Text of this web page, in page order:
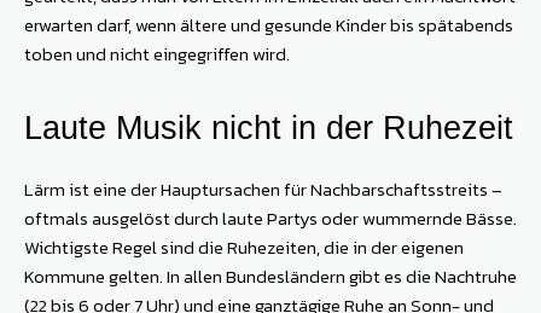
erwarten darf, wenn ältere und gesunde Kinder bis spätabends
toben und nicht eingegriffen wird.
Laute Musik nicht in der Ruhezeit
Lärm ist eine der Hauptursachen für Nachbarschaftsstreits –
oftmals ausgelöst durch laute Partys oder wummernde Bässe.
Wichtigste Regel sind die Ruhezeiten, die in der eigenen
Kommune gelten. In allen Bundesländern gibt es die Nachtruhe
(22 bis 6 oder 7 Uhr) und eine ganztägige Ruhe an Sonn- und